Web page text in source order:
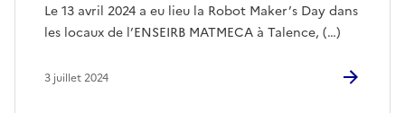
Le 13 avril 2024 a eu lieu la Robot Maker’s Day dans
les locaux de l’ENSEIRB MATMECA à Talence, (…)
3 juillet 2024